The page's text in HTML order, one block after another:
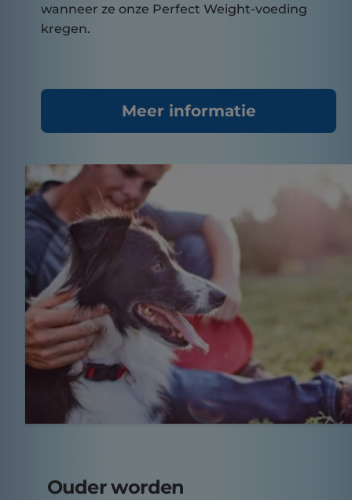
wanneer ze onze Perfect Weight-voeding
kregen.
Meer informatie
Ouder worden